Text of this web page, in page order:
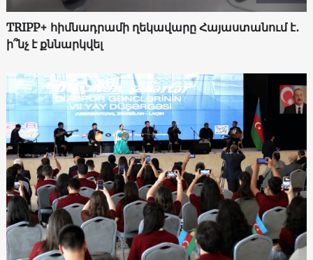
TRIPP+ հիմնադրամի ղեկավարը Հայաստանում է․
ի՞նչ է քննարկվել